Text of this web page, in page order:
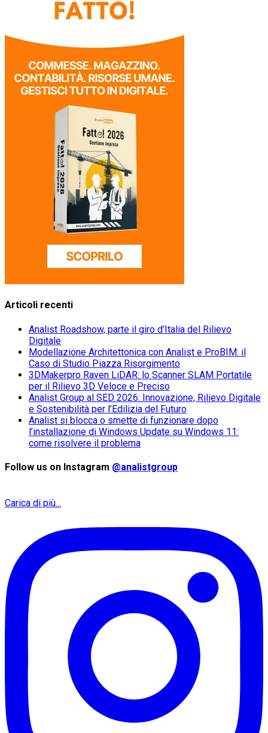
Articoli recenti
Analist Roadshow, parte il giro d’Italia del Rilievo
Digitale
Modellazione Architettonica con Analist e ProBIM: il
Caso di Studio Piazza Risorgimento
3DMakerpro Raven LiDAR: lo Scanner SLAM Portatile
per il Rilievo 3D Veloce e Preciso
Analist Group al SED 2026: Innovazione, Rilievo Digitale
e Sostenibilità per l’Edilizia del Futuro
Analist si blocca o smette di funzionare dopo
l’installazione di Windows Update su Windows 11:
come risolvere il problema
Follow us on Instagram @analistgroup
Carica di più...